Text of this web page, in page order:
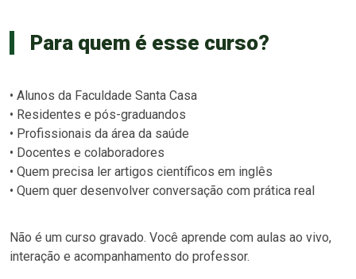
Para quem é esse curso?
• Alunos da Faculdade Santa Casa
• Residentes e pós-graduandos
• Profissionais da área da saúde
• Docentes e colaboradores
• Quem precisa ler artigos científicos em inglês
• Quem quer desenvolver conversação com prática real
Não é um curso gravado. Você aprende com aulas ao vivo,
interação e acompanhamento do professor.